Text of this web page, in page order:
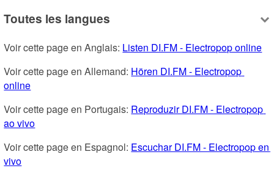
Toutes les langues
Voir cette page en Anglais: Listen DI.FM - Electropop online
Voir cette page en Allemand: Hören DI.FM - Electropop
online
Voir cette page en Portugais: Reproduzir DI.FM - Electropop
ao vivo
Voir cette page en Espagnol: Escuchar DI.FM - Electropop en
vivo